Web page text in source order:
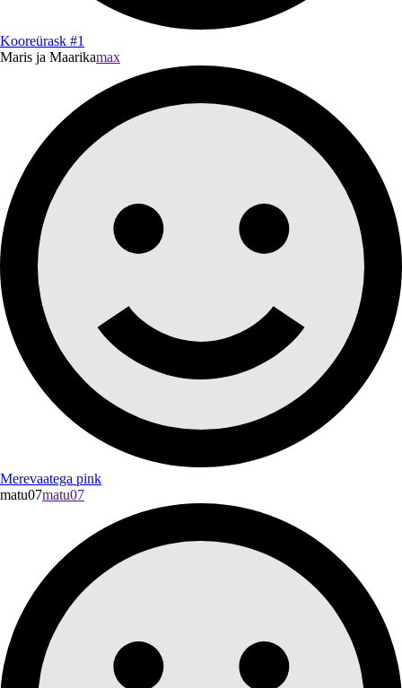
Kooreürask #1
Maris ja Maarikamax
Merevaatega pink
matu07matu07